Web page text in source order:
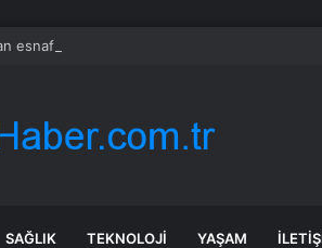
esnaf ziyareti
SAĞLIK TEKNOLOJI YAŞAM